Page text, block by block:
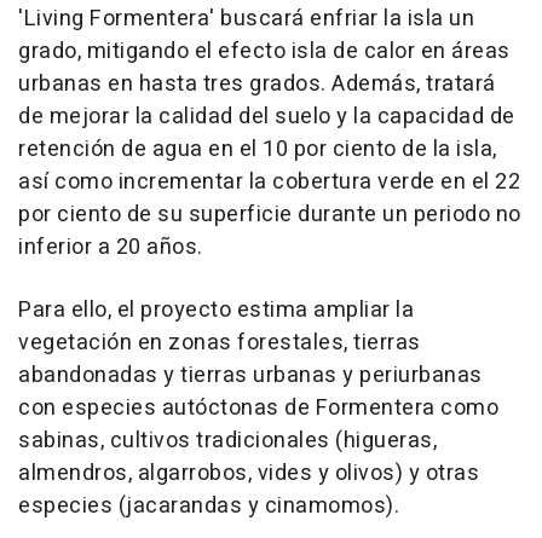
'Living Formentera' buscará enfriar la isla un
grado, mitigando el efecto isla de calor en áreas
urbanas en hasta tres grados. Además, tratará
de mejorar la calidad del suelo y la capacidad de
retención de agua en el 10 por ciento de la isla,
así como incrementar la cobertura verde en el 22
por ciento de su superficie durante un periodo no
inferior a 20 años.
Para ello, el proyecto estima ampliar la
vegetación en zonas forestales, tierras
abandonadas y tierras urbanas y periurbanas
con especies autóctonas de Formentera como
sabinas, cultivos tradicionales (higueras,
almendros, algarrobos, vides y olivos) y otras
especies (jacarandas y cinamomos).